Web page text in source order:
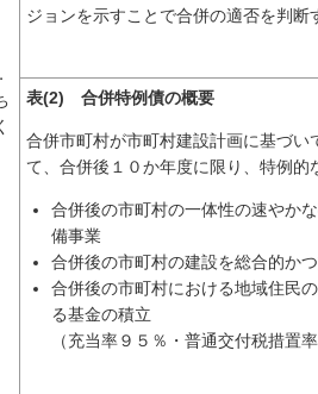
ジョンを示すことで合併の適否を判断
表(2) 合併特例債の概要
合併市町村が市町村建設計画に基づ
て、合併後１０か年度に限り、特例的
合併後の市町村の一体性の速やか
備事業
合併後の市町村の建設を総合的か
合併後の市町村における地域住民
る基金の積立
（充当率９５％・普通交付税措置